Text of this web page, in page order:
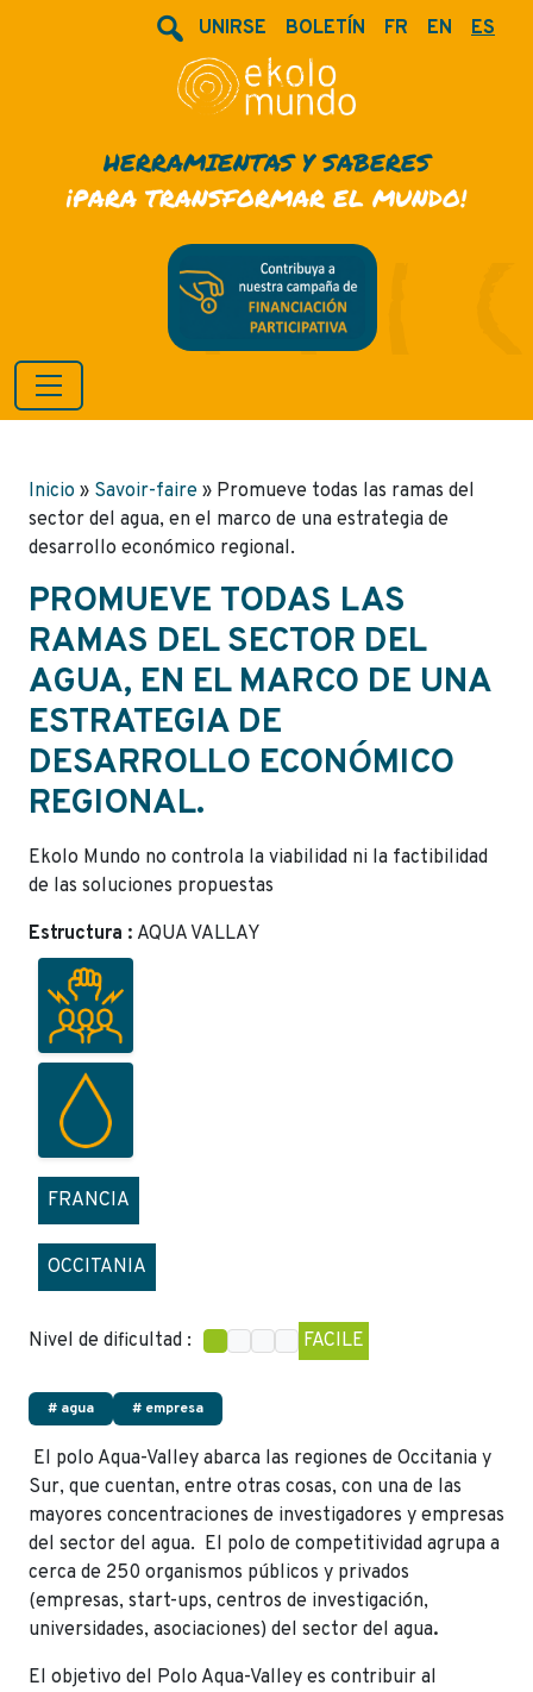
UNIRSE BOLETÍN FR EN ES
HERRAMIENTAS Y SABERES
¡PARA TRANSFORMAR EL MUNDO!
Inicio » Savoir-faire » Promueve todas las ramas del
sector del agua, en el marco de una estrategia de
desarrollo económico regional.
PROMUEVE TODAS LAS
RAMAS DEL SECTOR DEL
AGUA, EN EL MARCO DE UNA
ESTRATEGIA DE
DESARROLLO ECONÓMICO
REGIONAL.
Ekolo Mundo no controla la viabilidad ni la factibilidad
de las soluciones propuestas
Estructura : AQUA VALLAY
FRANCIA
OCCITANIA
Nivel de dificultad : FACILE
# agua # empresa
El polo Aqua-Valley abarca las regiones de Occitania y
Sur, que cuentan, entre otras cosas, con una de las
mayores concentraciones de investigadores y empresas
del sector del agua. El polo de competitividad agrupa a
cerca de 250 organismos públicos y privados
(empresas, start-ups, centros de investigación,
universidades, asociaciones) del sector del agua.
El objetivo del Polo Aqua-Valley es contribuir al